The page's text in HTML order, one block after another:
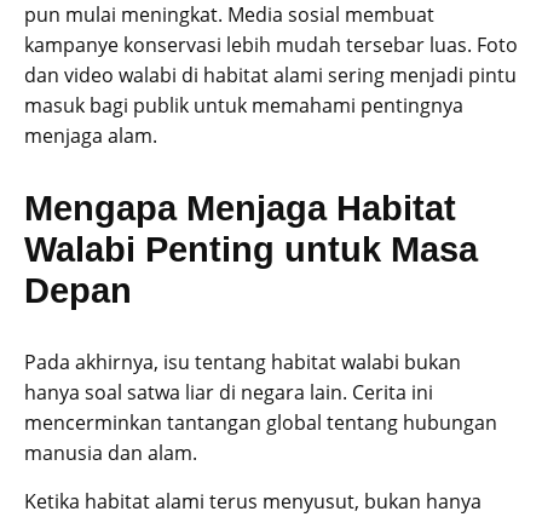
pun mulai meningkat. Media sosial membuat
kampanye konservasi lebih mudah tersebar luas. Foto
dan video walabi di habitat alami sering menjadi pintu
masuk bagi publik untuk memahami pentingnya
menjaga alam.
Mengapa Menjaga Habitat
Walabi Penting untuk Masa
Depan
Pada akhirnya, isu tentang habitat walabi bukan
hanya soal satwa liar di negara lain. Cerita ini
mencerminkan tantangan global tentang hubungan
manusia dan alam.
Ketika habitat alami terus menyusut, bukan hanya